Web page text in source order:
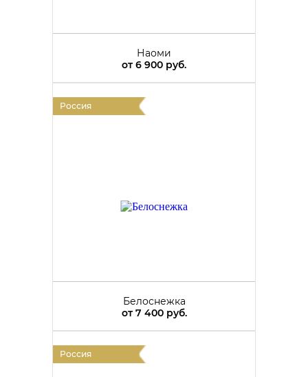
Наоми
от6 900 руб.
Россия
Белоснежка
от7 400 руб.
Россия